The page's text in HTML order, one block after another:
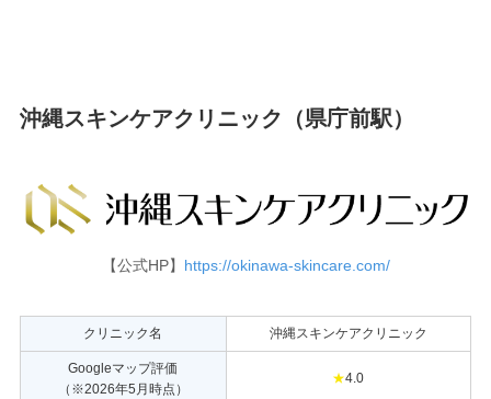
沖縄スキンケアクリニック（県庁前駅）
【公式HP】 https://okinawa-skincare.com/
クリニック名 沖縄スキンケアクリニック
Googleマップ評価
（※2026年5月時点）
★4.0